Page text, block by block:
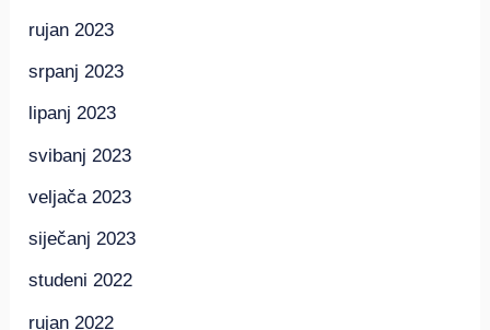
rujan 2023
srpanj 2023
lipanj 2023
svibanj 2023
veljača 2023
siječanj 2023
studeni 2022
rujan 2022